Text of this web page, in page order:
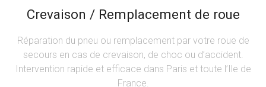
Crevaison / Remplacement de roue
Réparation du pneu ou remplacement par votre roue de
secours en cas de crevaison, de choc ou d’accident.
Intervention rapide et efficace dans Paris et toute l’Ile de
France.